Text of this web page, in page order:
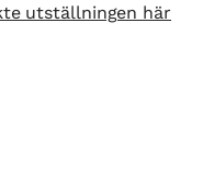
utställningen här